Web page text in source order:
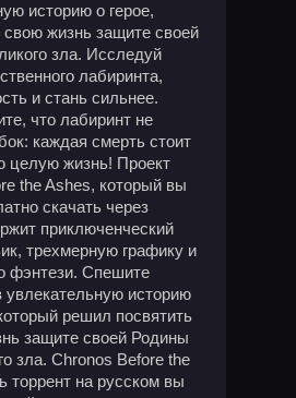
историю о герое,
жизнь защите своей
зла. Исследуй
лабиринта,
и стань сильнее.
что лабиринт не
каждая смерть стоит
целую жизнь! Проект
the Ashes, который вы
скачать через
приключенческий
трехмерную графику и
фэнтези. Спешите
увлекательную историю
решил посвятить
защите своей Родины
зла. Chronos Before the
торрент на русском вы